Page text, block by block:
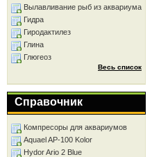
Вылавливание рыб из аквариума
Гидра
Гиродактилез
Глина
Глюгеоз
Весь список
Справочник
Компресоры для аквариумов
Aquael AP-100 Kolor
Hydor Ario 2 Blue